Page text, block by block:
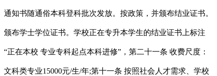
通知书随通俗本科登科批次发放。按政策，并颁布结业证书。
颁布学士学位证书。学校正在专升本学生的结业证书上标注
“正在本校 专业专科起点本科进修”，第二十一条 收费尺度：
文科类专业15000元/生/年;第十一条 按照社会人才需求、学校